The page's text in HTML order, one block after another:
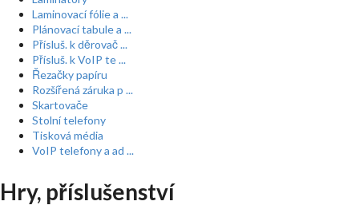
Laminovací fólie a ...
Plánovací tabule a ...
Přísluš. k děrovač ...
Přísluš. k VoIP te ...
Řezačky papíru
Rozšířená záruka p ...
Skartovače
Stolní telefony
Tisková média
VoIP telefony a ad ...
Hry, příslušenství